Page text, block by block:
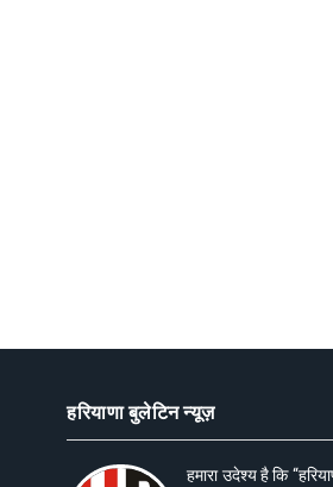
हरियाणा बुलेटिन न्यूज़
हमारा उदेश्य है कि